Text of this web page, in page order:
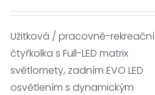
Užitková / pracovně-rekreační
čtyřkolka s Full-LED matrix
světlomety, zadním EVO LED
osvětlením s dynamickým